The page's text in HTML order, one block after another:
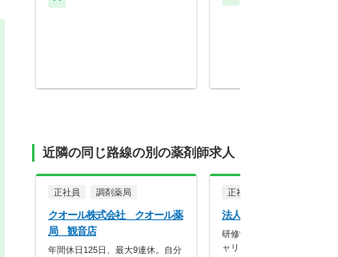
近隣の同じ路線の別の薬剤師求人
正社員 調剤薬局
クオール株式会社 クオール薬
局 観音店
年間休日125日、最大9連休。自分
正社員
法人名非公開
研修制度も充実しております
ャリアアップしたい方…